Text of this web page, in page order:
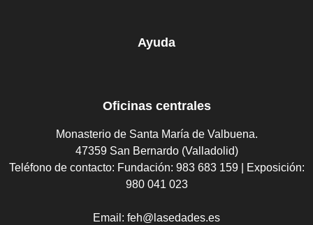
Ayuda
Oficinas centrales
Monasterio de Santa María de Valbuena.
47359 San Bernardo (Valladolid)
Teléfono de contacto: Fundación: 983 683 159 | Exposición:
980 041 023
Email: feh@lasedades.es